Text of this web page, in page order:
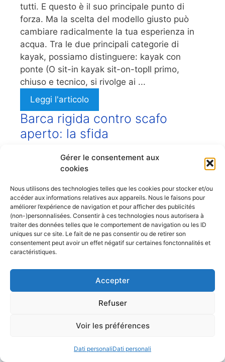
Gérer le consentement aux
cookies
Nous utilisons des technologies telles que les cookies pour stocker et/ou
accéder aux informations relatives aux appareils. Nous le faisons pour
améliorer l’expérience de navigation et pour afficher des publicités
(non-)personnalisées. Consentir à ces technologies nous autorisera à
traiter des données telles que le comportement de navigation ou les ID
uniques sur ce site. Le fait de ne pas consentir ou de retirer son
consentement peut avoir un effet négatif sur certaines fonctonnalités et
caractéristiques.
Accepter
Refuser
Voir les préférences
Dati personaliDati personali
tutti. E questo è il suo principale punto di
forza. Ma la scelta del modello giusto può
cambiare radicalmente la tua esperienza in
acqua. Tra le due principali categorie di
kayak, possiamo distinguere: kayak con
ponte (O sit-in kayak sit-on-topIl primo,
chiuso e tecnico, si rivolge ai ...
Leggi l'articolo
Barca rigida contro scafo
aperto: la sfida
Per le gite di un giorno, una barca a remi è
tipologie si distinguono per versatilità e
praticità: il gommone a chiglia rigida (RIB) e la
barca a scafo aperto. Entrambe sono molto
apprezzate per le gite in famiglia, la pesca o
gli sport acquatici. Ma cosa le differenzia e ...
Conseils et astuces pour la navigation et
Les plus belles croisières, simples et